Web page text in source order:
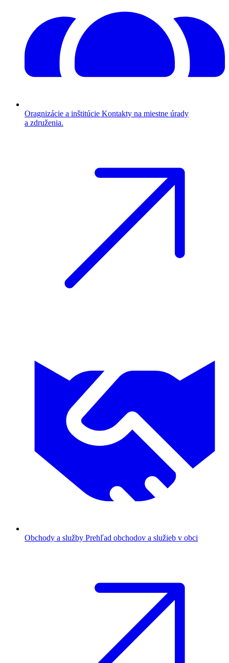
Oragnizácie a inštitúcie Kontakty na miestne úrady
a združenia.
Obchody a služby Prehľad obchodov a služieb v obci